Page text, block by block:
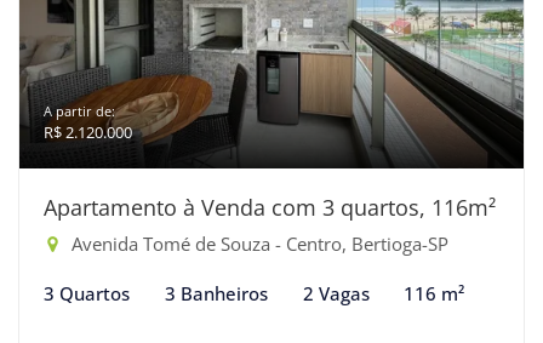
A partir de:
R$ 2.120.000
Apartamento à Venda com 3 quartos, 116m²
Avenida Tomé de Souza - Centro, Bertioga-SP
3 Quartos 3 Banheiros 2 Vagas 116 m²